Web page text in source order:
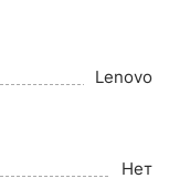
Lenovo
Нет